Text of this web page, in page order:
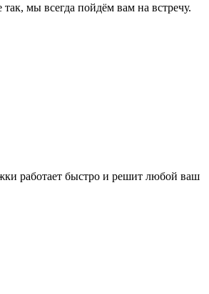
мы всегда пойдём вам на встречу.
работает быстро и решит любой ваш